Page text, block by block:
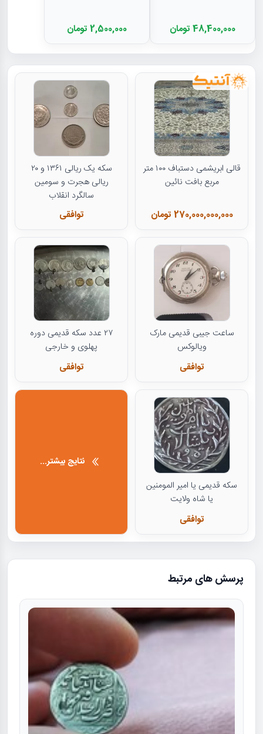
48,400,000 تومان 2,500,000 تومان
قالی ابریشمی دستباف ۱۰۰ متر
مربع بافت نائین
270,000,000,000 تومان
سکه یک ریالی ۱۳۶۱ و ۲۰
ریالی هجرت و سومین
سالگرد انقلاب
توافقی
ساعت جیبی قدیمی مارک
ویالوکس
توافقی
۲۷ عدد سکه قدیمی دوره
پهلوی و خارجی
توافقی
سکه قدیمی یا امیر المومنین
یا شاه ولایت
توافقی
نتایج بیشتر...
پرسش های مرتبط